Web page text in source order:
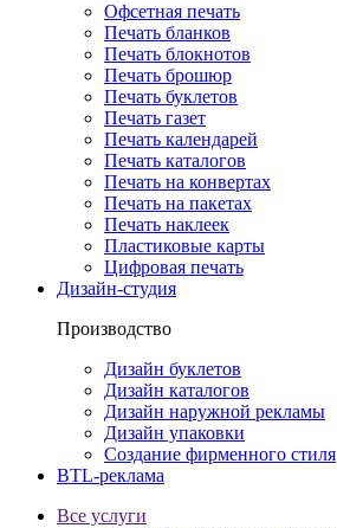
Офсетная печать
Печать бланков
Печать блокнотов
Печать брошюр
Печать буклетов
Печать газет
Печать календарей
Печать каталогов
Печать на конвертах
Печать на пакетах
Печать наклеек
Пластиковые карты
Цифровая печать
Дизайн-студия
Производство
Дизайн буклетов
Дизайн каталогов
Дизайн наружной рекламы
Дизайн упаковки
Создание фирменного стиля
BTL-реклама
Все услуги